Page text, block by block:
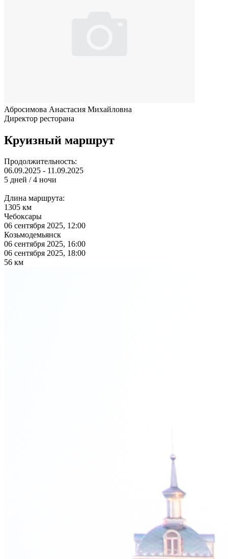
Абросимова Анастасия Михайловна
Директор ресторана
Круизный маршрут
Продолжительность:
06.09.2025 - 11.09.2025
5 дней / 4 ночи
Длина маршрута:
1305 км
Чебоксары
06 сентября 2025, 12:00
Козьмодемьянск
06 сентября 2025, 16:00
06 сентября 2025, 18:00
56 км